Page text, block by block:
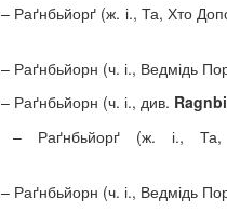
– Раґнбьйорґ (ж. і., Та, Хто
– Раґнбьйорн (ч. і., Ведмідь
– Раґнбьйорн (ч. і., див. Ragnbi
– Раґнбьйорґ (ж. і., Та,
– Раґнбьйорн (ч. і., Ведмідь